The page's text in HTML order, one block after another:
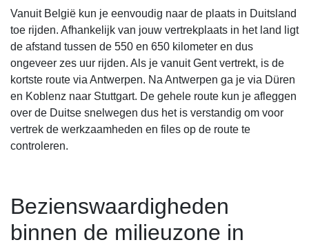
Vanuit België kun je eenvoudig naar de plaats in Duitsland
toe rijden. Afhankelijk van jouw vertrekplaats in het land ligt
de afstand tussen de 550 en 650 kilometer en dus
ongeveer zes uur rijden. Als je vanuit Gent vertrekt, is de
kortste route via Antwerpen. Na Antwerpen ga je via Düren
en Koblenz naar Stuttgart. De gehele route kun je afleggen
over de Duitse snelwegen dus het is verstandig om voor
vertrek de werkzaamheden en files op de route te
controleren.
Bezienswaardigheden
binnen de milieuzone in